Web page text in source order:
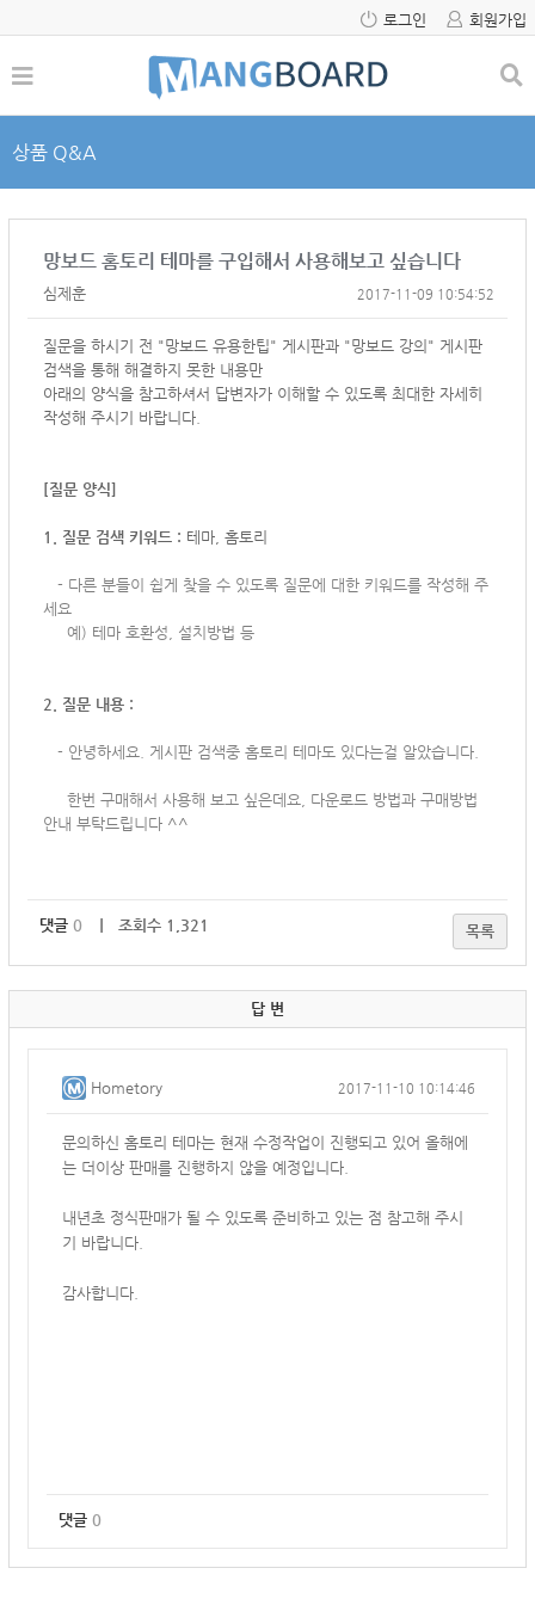
로그인 회원가입
상품 Q&A
망보드 홈토리 테마를 구입해서 사용해보고 싶습니다
심제훈 2017-11-09 10:54:52
질문을 하시기 전 "망보드 유용한팁" 게시판과 "망보드 강의" 게시판
검색을 통해 해결하지 못한 내용만
아래의 양식을 참고하셔서 답변자가 이해할 수 있도록 최대한 자세히
작성해 주시기 바랍니다.
[질문 양식]
1. 질문 검색 키워드 : 테마, 홈토리
- 다른 분들이 쉽게 찾을 수 있도록 질문에 대한 키워드를 작성해 주
세요
예) 테마 호환성, 설치방법 등
2. 질문 내용 :
- 안녕하세요. 게시판 검색중 홈토리 테마도 있다는걸 알았습니다.
한번 구매해서 사용해 보고 싶은데요, 다운로드 방법과 구매방법
안내 부탁드립니다 ^^
댓글 0 ｜ 조회수 1,321 목록
답 변
Hometory 2017-11-10 10:14:46
문의하신 홈토리 테마는 현재 수정작업이 진행되고 있어 올해에
는 더이상 판매를 진행하지 않을 예정입니다.
내년초 정식판매가 될 수 있도록 준비하고 있는 점 참고해 주시
기 바랍니다.
감사합니다.
댓글 0